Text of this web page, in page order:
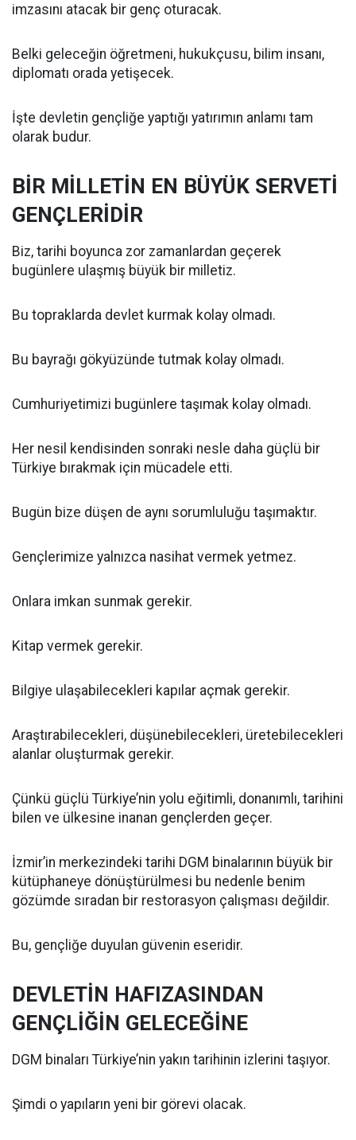
imzasını atacak bir genç oturacak.
Belki geleceğin öğretmeni, hukukçusu, bilim insanı,
diplomatı orada yetişecek.
İşte devletin gençliğe yaptığı yatırımın anlamı tam
olarak budur.
BİR MİLLETİN EN BÜYÜK SERVETİ
GENÇLERİDİR
Biz, tarihi boyunca zor zamanlardan geçerek
bugünlere ulaşmış büyük bir milletiz.
Bu topraklarda devlet kurmak kolay olmadı.
Bu bayrağı gökyüzünde tutmak kolay olmadı.
Cumhuriyetimizi bugünlere taşımak kolay olmadı.
Her nesil kendisinden sonraki nesle daha güçlü bir
Türkiye bırakmak için mücadele etti.
Bugün bize düşen de aynı sorumluluğu taşımaktır.
Gençlerimize yalnızca nasihat vermek yetmez.
Onlara imkan sunmak gerekir.
Kitap vermek gerekir.
Bilgiye ulaşabilecekleri kapılar açmak gerekir.
Araştırabilecekleri, düşünebilecekleri, üretebilecekleri
alanlar oluşturmak gerekir.
Çünkü güçlü Türkiye’nin yolu eğitimli, donanımlı, tarihini
bilen ve ülkesine inanan gençlerden geçer.
İzmir’in merkezindeki tarihi DGM binalarının büyük bir
kütüphaneye dönüştürülmesi bu nedenle benim
gözümde sıradan bir restorasyon çalışması değildir.
Bu, gençliğe duyulan güvenin eseridir.
DEVLETİN HAFIZASINDAN
GENÇLİĞİN GELECEĞİNE
DGM binaları Türkiye’nin yakın tarihinin izlerini taşıyor.
Şimdi o yapıların yeni bir görevi olacak.